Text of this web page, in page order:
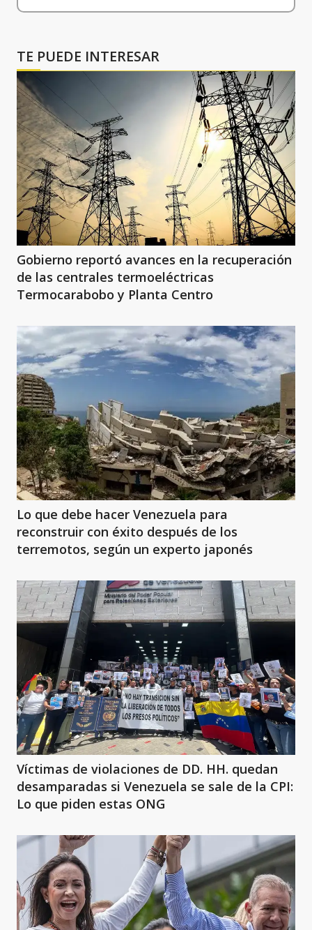
TE PUEDE INTERESAR
Gobierno reportó avances en la recuperación
de las centrales termoeléctricas
Termocarabobo y Planta Centro
Lo que debe hacer Venezuela para
reconstruir con éxito después de los
terremotos, según un experto japonés
Víctimas de violaciones de DD. HH. quedan
desamparadas si Venezuela se sale de la CPI:
Lo que piden estas ONG